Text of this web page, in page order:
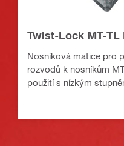
Twist-Lock MT-TL
Nosníková matice pro
rozvodů k nosníkům
použití s nízkým